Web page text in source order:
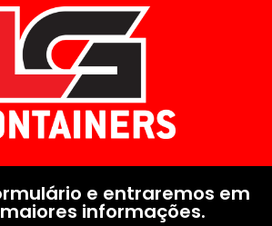
e entraremos em
informações.